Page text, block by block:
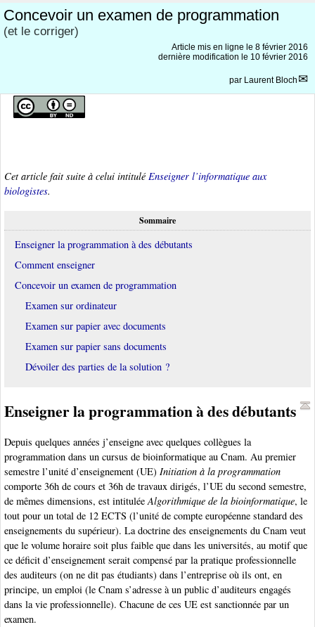
Concevoir un examen de programmation
(et le corriger)
Article mis en ligne le 8 février 2016
dernière modification le 10 février 2016
par Laurent Bloch
Cet article fait suite à celui intituléEnseigner l’informatique aux
biologistes.
Sommaire
Enseigner la programmation à des débutants
Comment enseigner
Concevoir un examen de programmation
Examen sur ordinateur
Examen sur papier avec documents
Examen sur papier sans documents
Dévoiler des parties de la solution ?
Enseigner la programmation à des débutants
Depuis quelques années j’enseigne avec quelques collègues la
programmation dans un cursus de bioinformatique au Cnam. Au premier
semestre l’unité d’enseignement (UE) Initiation à la programmation
comporte 36h de cours et 36h de travaux dirigés, l’UE du second semestre,
de mêmes dimensions, est intituléeAlgorithmique de la bioinformatique, le
tout pour un total de 12 ECTS (l’unité de compte européenne standard des
enseignements du supérieur). La doctrine des enseignements du Cnam veut
que le volume horaire soit plus faible que dans les universités, au motif que
ce déficit d’enseignement serait compensé par la pratique professionnelle
des auditeurs (on ne dit pas étudiants) dans l’entreprise où ils ont, en
principe, un emploi (le Cnam s’adresse à un public d’auditeurs engagés
dans la vie professionnelle). Chacune de ces UE est sanctionnée par un
examen.